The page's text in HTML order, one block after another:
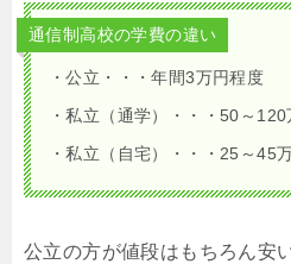
通信制高校の学費の違い
・公立・・・年間3万円程度
・私立（通学）・・・50～120
・私立（自宅）・・・25～45
公立の方が値段はもちろん安